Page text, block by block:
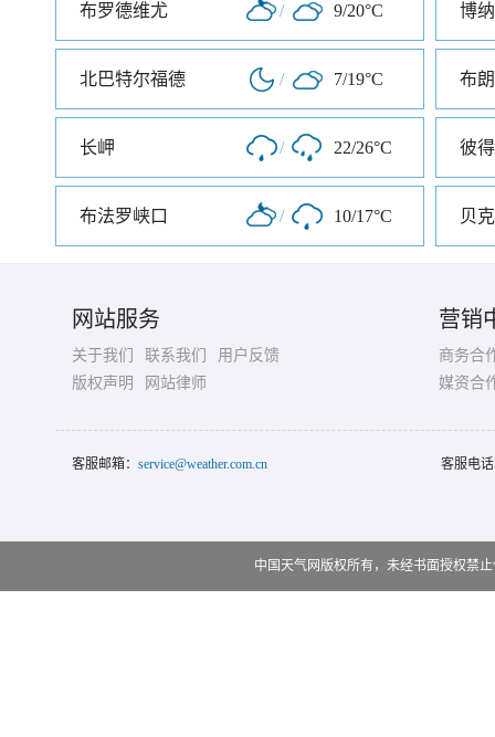
布罗德维尤 / 9/20°C 博
北巴特尔福德 / 7/19°C 布
长岬 / 22/26°C
布法罗峡口 / 10/17°C 贝
网站服务
关于我们 联系我们
用户反馈
版权声明
网站律师
营销
商务合
媒资合
客服邮箱： service@weather.com.cn 客服电
中国天气网版权所有，未经书面授权